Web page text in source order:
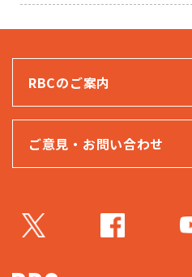
RBCのご案内
ご意見・お問い合わせ